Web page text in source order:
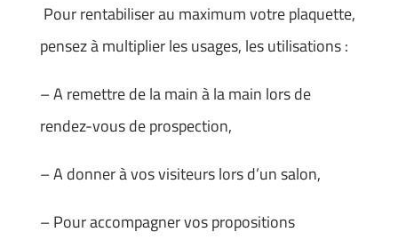
Pour rentabiliser au maximum votre plaquette,
pensez à multiplier les usages, les utilisations :
– A remettre de la main à la main lors de
rendez-vous de prospection,
– A donner à vos visiteurs lors d’un salon,
– Pour accompagner vos propositions